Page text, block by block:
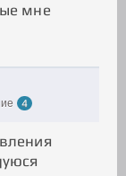
мне
4